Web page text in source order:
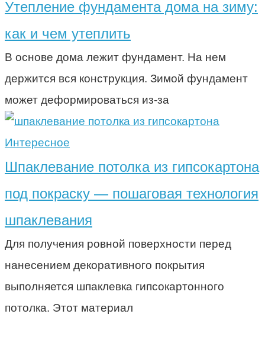
Утепление фундамента дома на зиму:
как и чем утеплить
В основе дома лежит фундамент. На нем
держится вся конструкция. Зимой фундамент
может деформироваться из-за
Интересное
Шпаклевание потолка из гипсокартона
под покраску — пошаговая технология
шпаклевания
Для получения ровной поверхности перед
нанесением декоративного покрытия
выполняется шпаклевка гипсокартонного
потолка. Этот материал